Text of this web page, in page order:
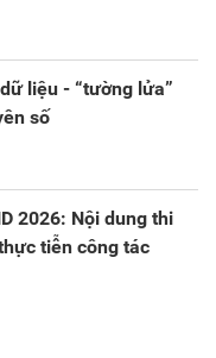
liệu - “tường lửa”
số
2026: Nội dung thi
tiễn công tác